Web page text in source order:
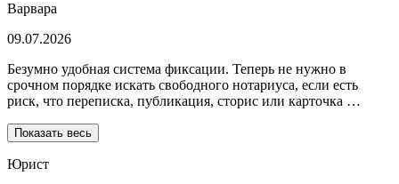
Варвара
09.07.2026
Безумно удобная система фиксации. Теперь не нужно в
срочном порядке искать свободного нотариуса, если есть
риск, что переписка, публикация, сторис или карточка …
Показать весь
Юрист